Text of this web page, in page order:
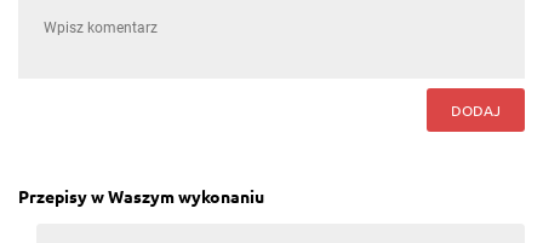
DODAJ
Przepisy w Waszym wykonaniu